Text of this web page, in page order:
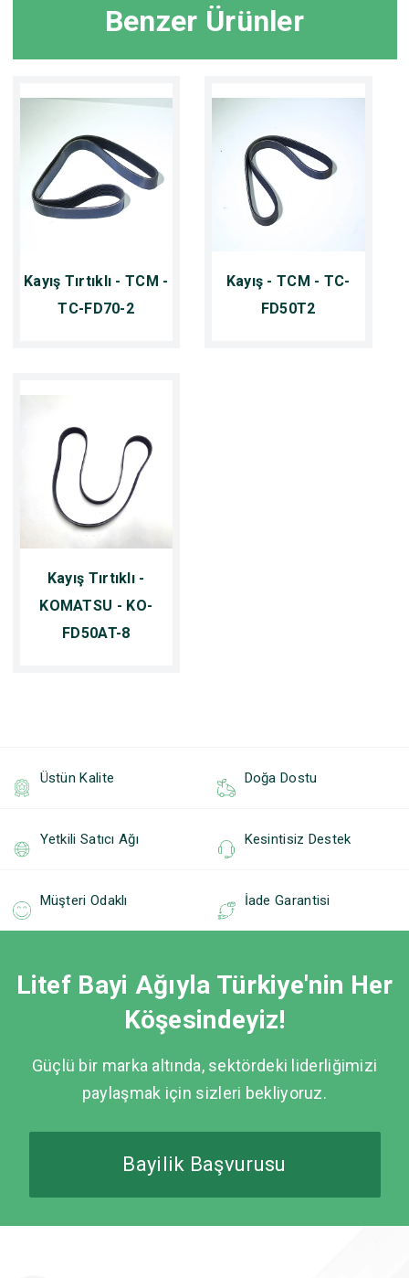
Benzer Ürünler
Kayış Tırtıklı - TCM -
TC-FD70-2
Kayış - TCM - TC-
FD50T2
Kayış Tırtıklı -
KOMATSU - KO-
FD50AT-8
Üstün Kalite Doğa Dostu
Yetkili Satıcı Ağı Kesintisiz Destek
Müşteri Odaklı İade Garantisi
Litef Bayi Ağıyla Türkiye'nin Her
Köşesindeyiz!
Güçlü bir marka altında, sektördeki liderliğimizi
paylaşmak için sizleri bekliyoruz.
Bayilik Başvurusu